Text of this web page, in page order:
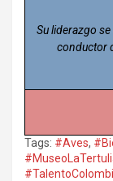
Su liderazgo
conductor
Tags: #Aves,